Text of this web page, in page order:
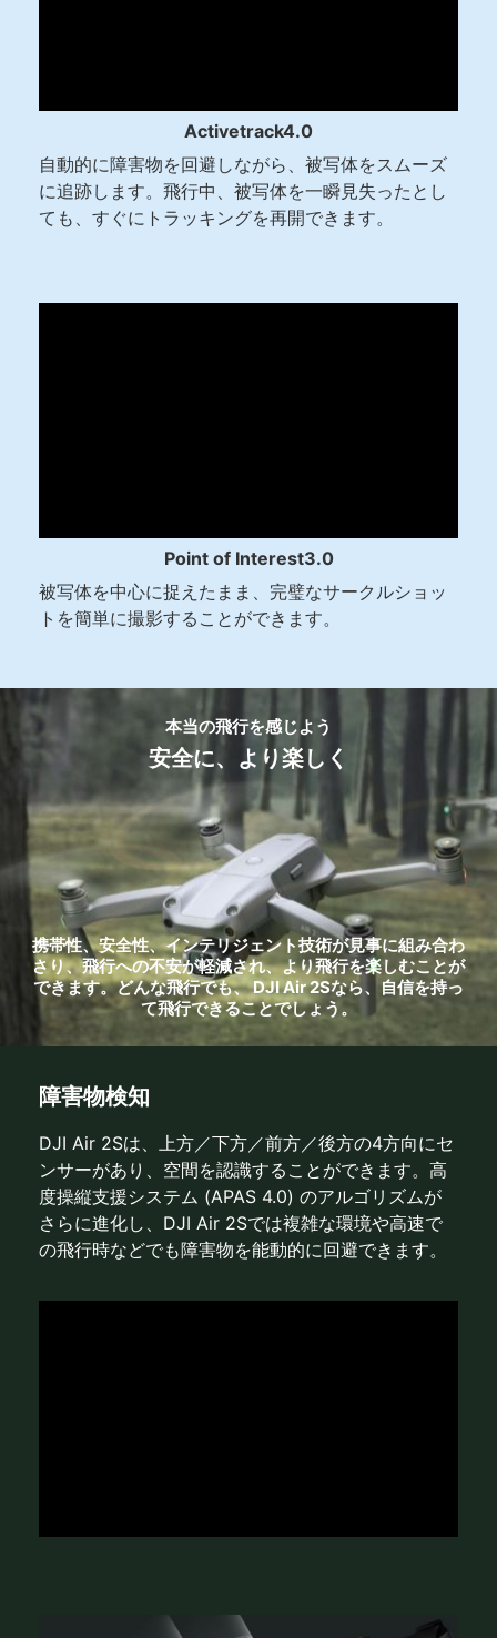
Activetrack4.0
自動的に障害物を回避しながら、被写体をスムーズ
に追跡します。 飛行中、被写体を一瞬見失ったとし
ても、すぐにトラッキングを再開できます。
Point of Interest3.0
被写体を中心に捉えたまま、完璧なサークルショッ
トを簡単に撮影することができます。
本当の飛行を感じよう
安全に、より楽しく
携帯性、安全性、インテリジェント技術が見事に組み合わ
さり、飛行への不安が軽減され、より飛行を楽しむことが
できます。どんな飛行でも、 DJI Air 2Sなら、自信を持っ
て飛行できることでしょう。
障害物検知
DJI Air 2Sは、上方／下方／前方／後方の4方向にセ
ンサーがあり、空間を認識することができます。高
度操縦支援システム (APAS 4.0) のアルゴリズムが
さらに進化し、DJI Air 2Sでは複雑な環境や高速で
の飛行時などでも障害物を能動的に回避できます。